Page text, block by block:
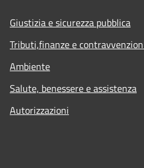
Giustizia e sicurezza pubblica
Tributi,finanze e
Ambiente
Salute, benessere e assistenza
Autorizzazioni